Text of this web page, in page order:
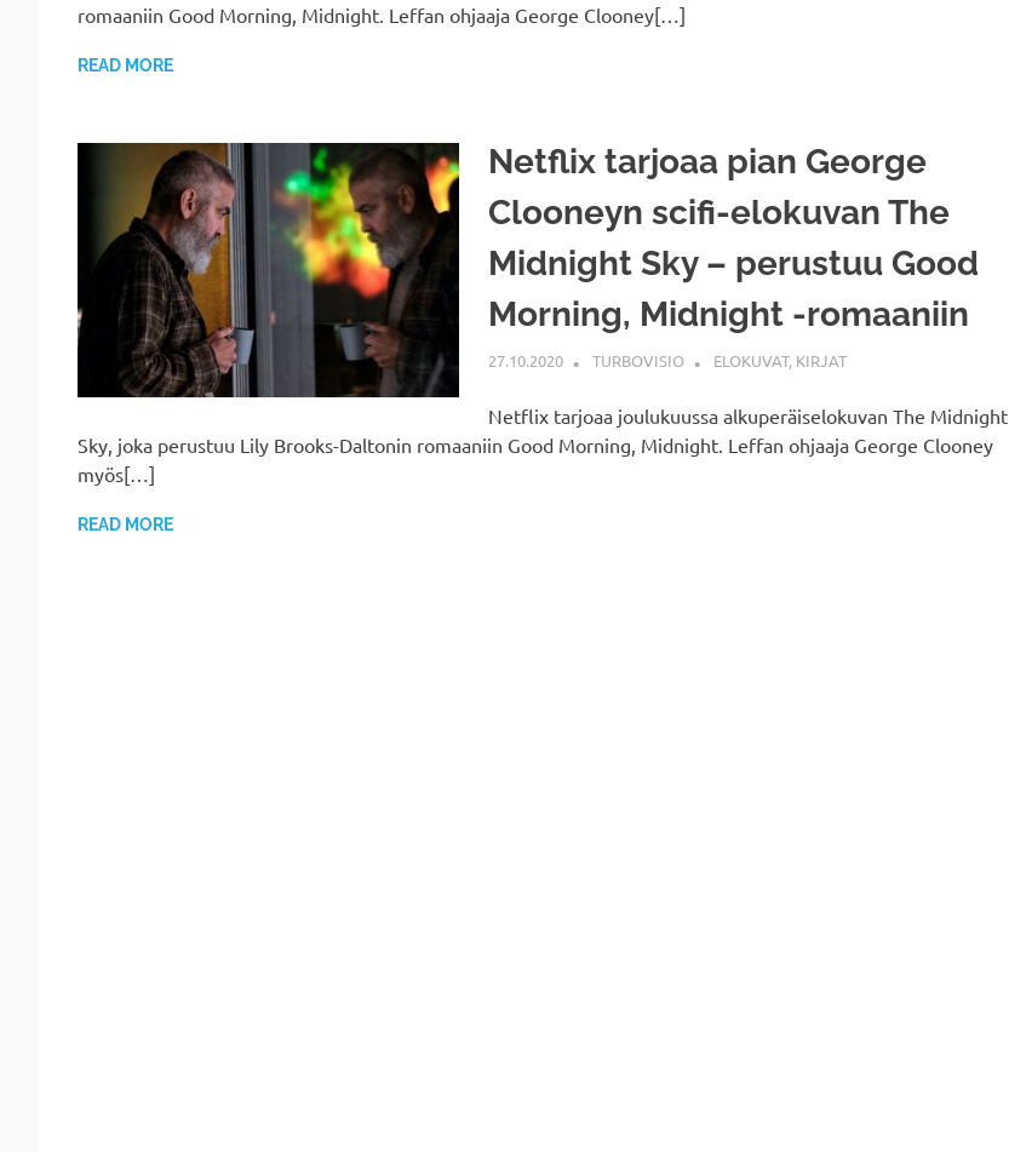
romaaniin Good Morning, Midnight. Leffan ohjaaja George Clooney[…]
READ MORE
Netflix tarjoaa pian George
Clooneyn scifi-elokuvan The
Midnight Sky – perustuu Good
Morning, Midnight -romaaniin
27.10.2020 TURBOVISIO ELOKUVAT, KIRJAT
Netflix tarjoaa joulukuussa alkuperäiselokuvan The Midnight
Sky, joka perustuu Lily Brooks-Daltonin romaaniin Good Morning, Midnight. Leffan ohjaaja George Clooney
myös[…]
READ MORE